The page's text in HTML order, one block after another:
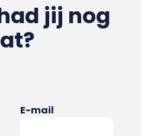
jij nog
E-mail